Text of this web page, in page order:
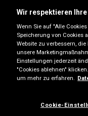
Telefonnummer
erding@atu.de
Öffnungszeiten
Montag
Dienstag
Wir respektieren
Wenn Sie auf "Alle
Speicherung von Cookies
Website zu verbessern,
unsere
Einstellungen jederzeit
"Cookies ablehnen"
um mehr zu erfahren.
Cookie-